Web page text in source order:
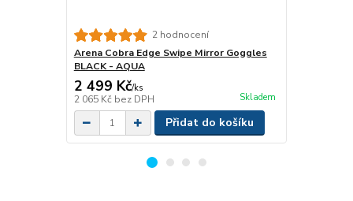
2 hodnocení
Arena Cobra Edge Swipe Mirror Goggles
BLACK - AQUA
2 499 Kč/ks
2 065 Kč bez DPH Skladem
Přidat do košíku